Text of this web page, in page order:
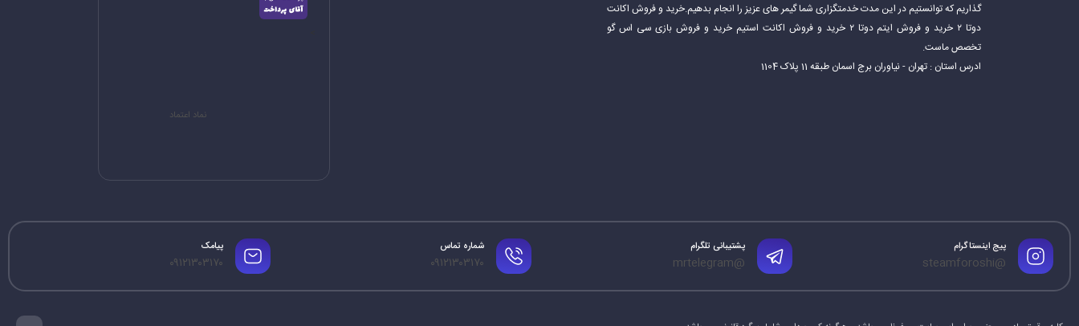
گذاریم که توانستیم در این مدت خدمتگزاری شما گیمر های عزیز را انجام بدهیم.خرید و فروش اکانت
دوتا ۲ خرید و فروش ایتم دوتا ۲ خرید و فروش اکانت استیم خرید و فروش بازی سی اس گو
تخصص ماست.
ادرس استان : تهران - نیاوران برج اسمان طبقه 11 پلاک 1104
نماد اعتماد
پیج اینستاگرام
@steamforoshi
پشتیبانی تلگرام
@mrtelegram
شماره تماس
۰۹۱۲۱۳۰۳۱۷۰
پیامک
۰۹۱۲۱۳۰۳۱۷۰